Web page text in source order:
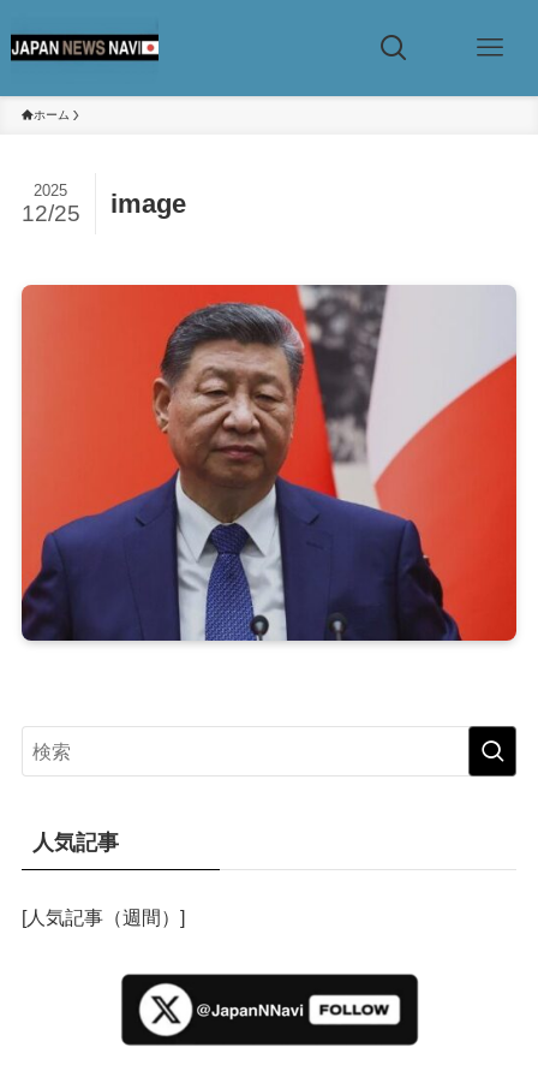
ホーム
image
2025
12/25
人気記事
[人気記事（週間）]